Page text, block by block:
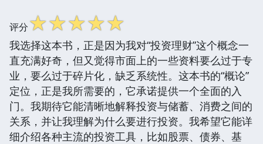
评分☆☆☆☆☆
我选择这本书，正是因为我对“投资理财”这个概念一
直充满好奇，但又觉得市面上的一些资料要么过于专
业，要么过于碎片化，缺乏系统性。这本书的“概论”
定位，正是我所需要的，它承诺提供一个全面的入
门。我期待它能清晰地解释投资与储蓄、消费之间的
关系，并让我理解为什么要进行投资。我希望它能详
细介绍各种主流的投资工具，比如股票、债券、基